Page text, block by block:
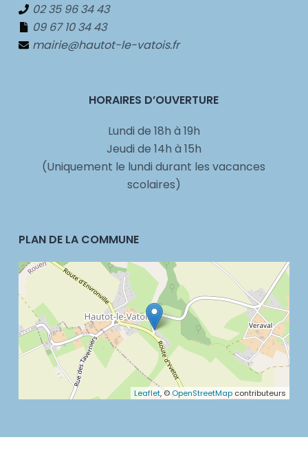
02 35 96 34 43
09 67 10 34 43
mairie@hautot-le-vatois.fr
HORAIRES D’OUVERTURE
Lundi de 18h à 19h
Jeudi de 14h à 15h
(Uniquement le lundi durant les vacances
scolaires)
PLAN DE LA COMMUNE
Leaflet, © OpenStreetMap contributeurs